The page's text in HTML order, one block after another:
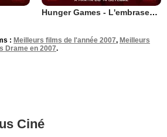
Hunger Games - L'embrasement
: Meilleurs films de l'année 2007, Meilleurs
Drame en 2007.
Ciné